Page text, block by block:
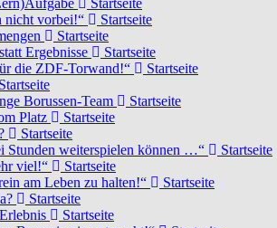
Startseite
nicht vorbei!“
Startseite
Startseite
Ergebnisse
Startseite
die ZDF-Torwand!“
Startseite
Startseite
Borussen-Team
Startseite
Platz
Startseite
Startseite
Stunden weiterspielen können …“
Startseite
viel!“
Startseite
am Leben zu halten!“
Startseite
Startseite
Startseite